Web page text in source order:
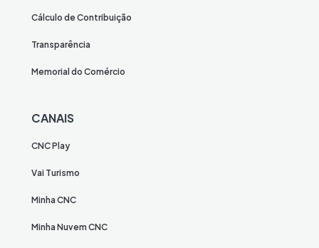
Cálculo de Contribuição
Transparência
Memorial do Comércio
CANAIS
CNC Play
Vai Turismo
Minha CNC
Minha Nuvem CNC